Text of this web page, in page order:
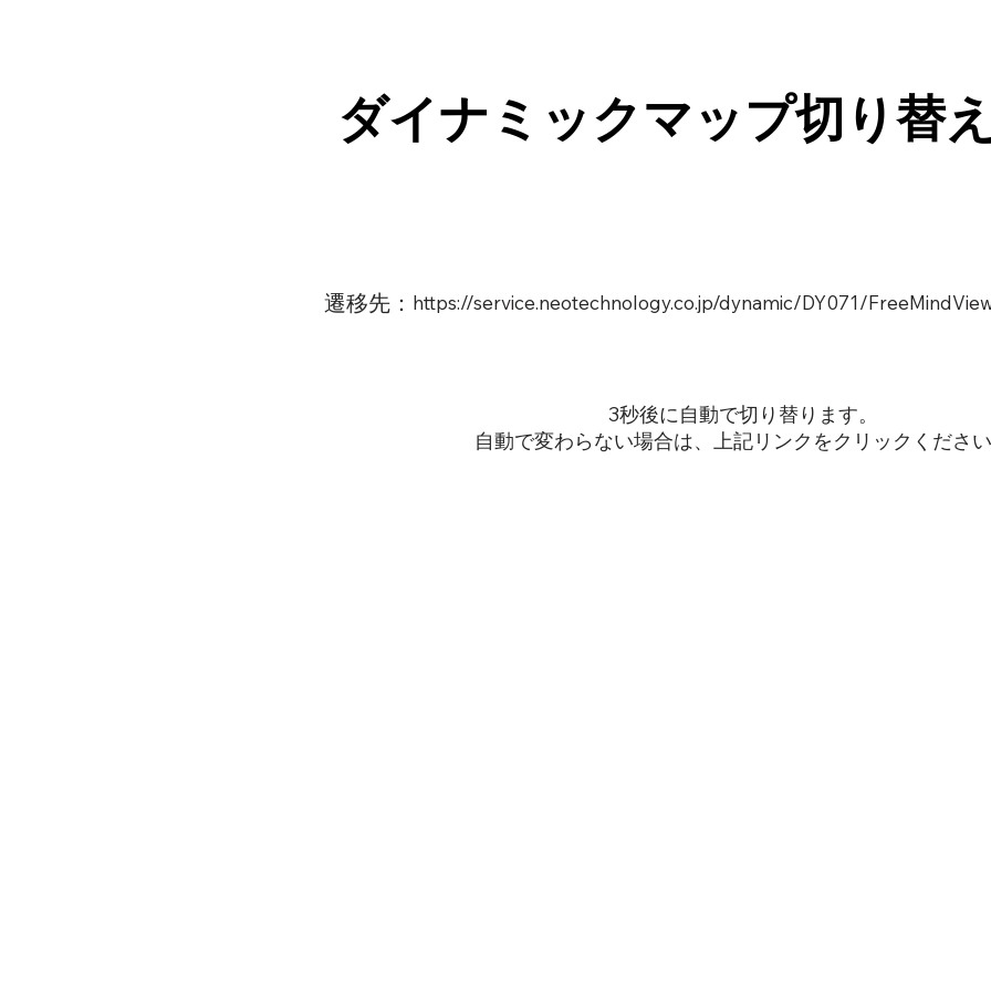
ダイナミックマップ切り替
遷移先： https://service.neotechnology.co.jp/dynamic/DY071/
3秒後に自動で切り替ります。
自動で変わらない場合は、上記リンクをクリックください